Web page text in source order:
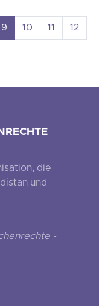
9 10 11
12
die
und
-